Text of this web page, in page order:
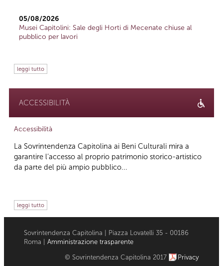
05/08/2026
Musei Capitolini: Sale degli Horti di Mecenate chiuse al
pubblico per lavori
leggi tutto
ACCESSIBILITÀ
Accessibilità
La Sovrintendenza Capitolina ai Beni Culturali mira a
garantire l’accesso al proprio patrimonio storico-artistico
da parte del più ampio pubblico...
leggi tutto
Sovrintendenza Capitolina | Piazza Lovatelli 35 - 00186
Roma | Amministrazione trasparente
© Sovrintendenza Capitolina 2017 Privacy